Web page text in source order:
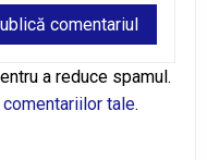
a reduce spamul.
tale.